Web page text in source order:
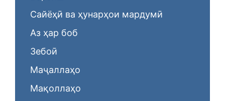
Сайёҳӣ ва ҳунарҳои мардумӣ
Аз ҳар боб
Зебоӣ
Маҷаллаҳо
Мақоллаҳо